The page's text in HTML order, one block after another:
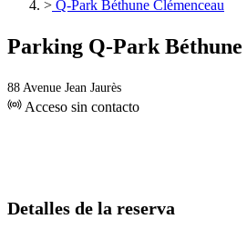
> Q-Park Béthune Clémenceau
Parking Q-Park Béthune
88 Avenue Jean Jaurès
Acceso sin contacto
Detalles de la reserva